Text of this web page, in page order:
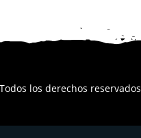
Todos los derechos reservados